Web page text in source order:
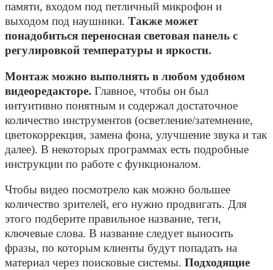
памяти, входом под петличный микрофон и
выходом под наушники. Также может
понадобиться переносная световая панель с
регулировкой температуры и яркости.
Монтаж можно выполнять в любом удобном
видеоредакторе. Главное, чтобы он был
интуитивно понятным и содержал достаточное
количество инструментов (осветление/затемнение,
цветокоррекция, замена фона, улучшение звука и так
далее). В некоторых программах есть подробные
инструкции по работе с функционалом.
Чтобы видео посмотрело как можно большее
количество зрителей, его нужно продвигать. Для
этого подберите правильное название, теги,
ключевые слова. В название следует выносить
фразы, по которым клиенты будут попадать на
материал через поисковые системы. Подходящие